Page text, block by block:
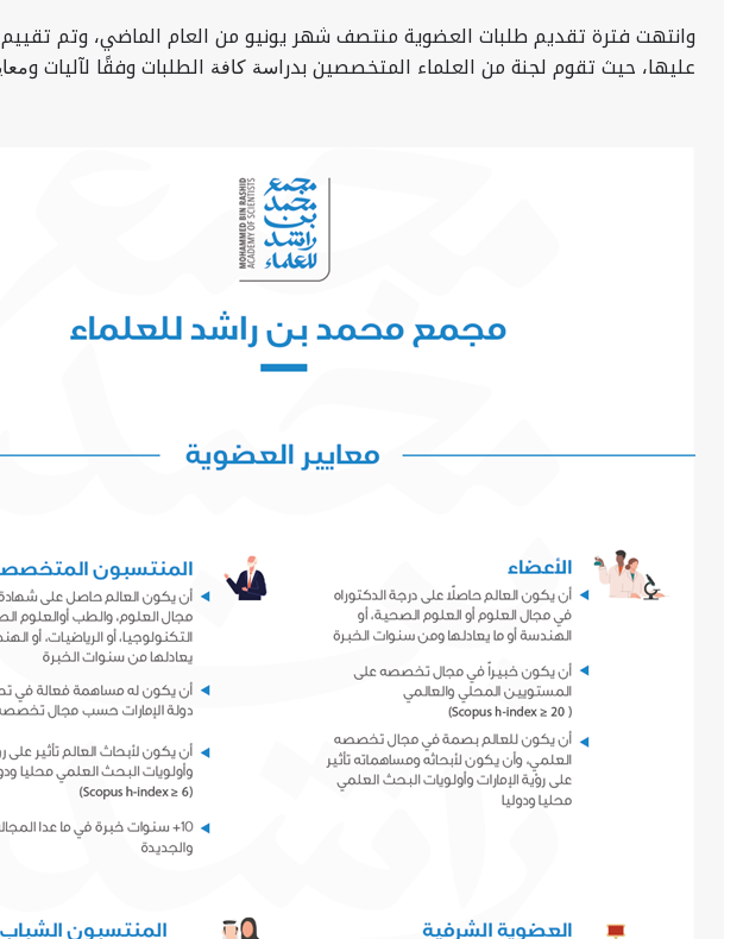
وانتهت فترة تقديم طلبات العضوية منتصف شهر يونيو من العام الماضي، وتم تقييم
عليها، حيث تقوم لجنة من العلماء المتخصصين بدراﺳﺔ ﻛﺎﻓﺔ الطلبات وفقًا لآليات